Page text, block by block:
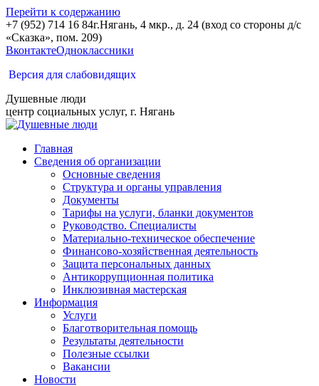
Перейти к содержанию
+7 (952) 714 16 84г.Нягань, 4 мкр., д. 24 (вход со стороны д/с
«Сказка», пом. 209)
ВконтактеОдноклассники
Версия для слабовидящих
Душевные люди
центр социальных услуг, г. Нягань
Главная
Сведения об организации
Основные сведения
Структура и органы управления
Документы
Тарифы на услуги, бланки документов
Руководство. Специалисты
Материально-техническое обеспечение
Финансово-хозяйственная деятельность
Защита персональных данных
Антикоррупционная политика
Инклюзивная мастерская
Информация
Услуги
Благотворительная помощь
Результаты деятельности
Полезные ссылки
Вакансии
Новости